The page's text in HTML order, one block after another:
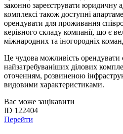
законно зареєструвати юридичну
комплексі також доступні
орендувати для проживання
керівного складу компанії, що є
міжнародних та іногородніх
Це чудова можливість орендувати
найзатребуваніших ділових
оточенням, розвиненою
видовими характеристиками.
Вас може зацікавити
ID 122404
Перейти